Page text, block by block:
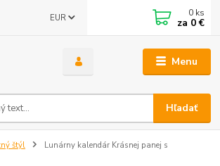
Menu
EUR
Hľadať
0 ks
za 0 €
štýl
Lunárny kalendár Krásnej panej s